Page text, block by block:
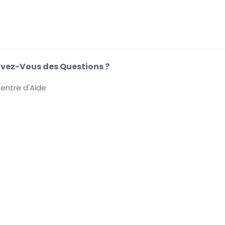
Vous des Questions ?
d'Aide